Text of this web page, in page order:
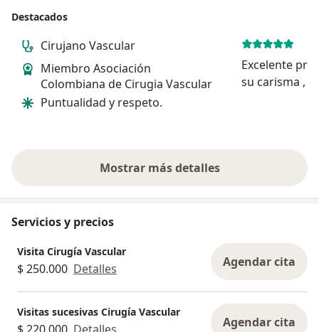
Destacados
Cirujano Vascular
Miembro Asociación
Colombiana de Cirugia Vascular
Puntualidad y respeto.
Excelente
su carisma ,
Mostrar más detalles
sobre la experiencia
Servicios y precios
Visita Cirugía Vascular
$ 250.000 Detalles Agendar cita
Visitas sucesivas Cirugía Vascular
Agendar cita